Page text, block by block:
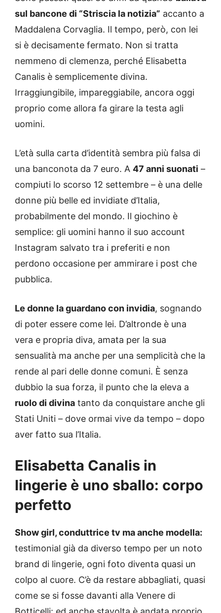
sul bancone di “Striscia la notizia” accanto a
Maddalena Corvaglia. Il tempo, però, con lei
si è decisamente fermato. Non si tratta
nemmeno di clemenza, perché Elisabetta
Canalis è semplicemente divina.
Irraggiungibile, impareggiabile, ancora oggi
proprio come allora fa girare la testa agli
uomini.
L’età sulla carta d’identità sembra più falsa di
una banconota da 7 euro. A 47 anni suonati –
compiuti lo scorso 12 settembre – è una delle
donne più belle ed invidiate d’Italia,
probabilmente del mondo. Il giochino è
semplice: gli uomini hanno il suo account
Instagram salvato tra i preferiti e non
perdono occasione per ammirare i post che
pubblica.
Le donne la guardano con invidia, sognando
di poter essere come lei. D’altronde è una
vera e propria diva, amata per la sua
sensualità ma anche per una semplicità che la
rende al pari delle donne comuni. È senza
dubbio la sua forza, il punto che la eleva a
ruolo di divina tanto da conquistare anche gli
Stati Uniti – dove ormai vive da tempo – dopo
aver fatto sua l’Italia.
Elisabetta Canalis in
lingerie è uno sballo: corpo
perfetto
Show girl, conduttrice tv ma anche modella:
testimonial già da diverso tempo per un noto
brand di lingerie, ogni foto diventa quasi un
colpo al cuore. C’è da restare abbagliati, quasi
come se si fosse davanti alla Venere di